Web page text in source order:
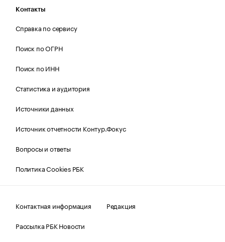
Контакты
Справка по сервису
Поиск по ОГРН
Поиск по ИНН
Статистика и аудитория
Источники данных
Источник отчетности Контур.Фокус
Вопросы и ответы
Политика Cookies РБК
Контактная информация
Редакция
Рассылка РБК Новости